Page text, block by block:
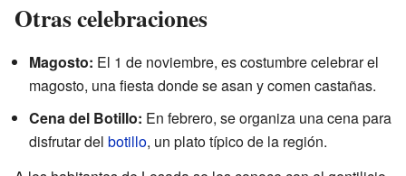
Otras celebraciones
Magosto: El 1 de noviembre, es costumbre celebrar el
magosto, una fiesta donde se asan y comen castañas.
Cena del Botillo: En febrero, se organiza una cena para
disfrutar del botillo, un plato típico de la región.